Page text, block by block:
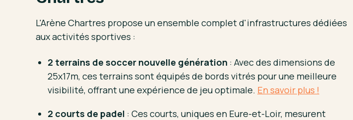
L'Arène Chartres propose un ensemble complet d'infrastructures dédiées
aux activités sportives :
2 terrains de soccer nouvelle génération : Avec des dimensions de
25x17m, ces terrains sont équipés de bords vitrés pour une meilleure
visibilité, offrant une expérience de jeu optimale. En savoir plus !
2 courts de padel : Ces courts, uniques en Eure-et-Loir, mesurent